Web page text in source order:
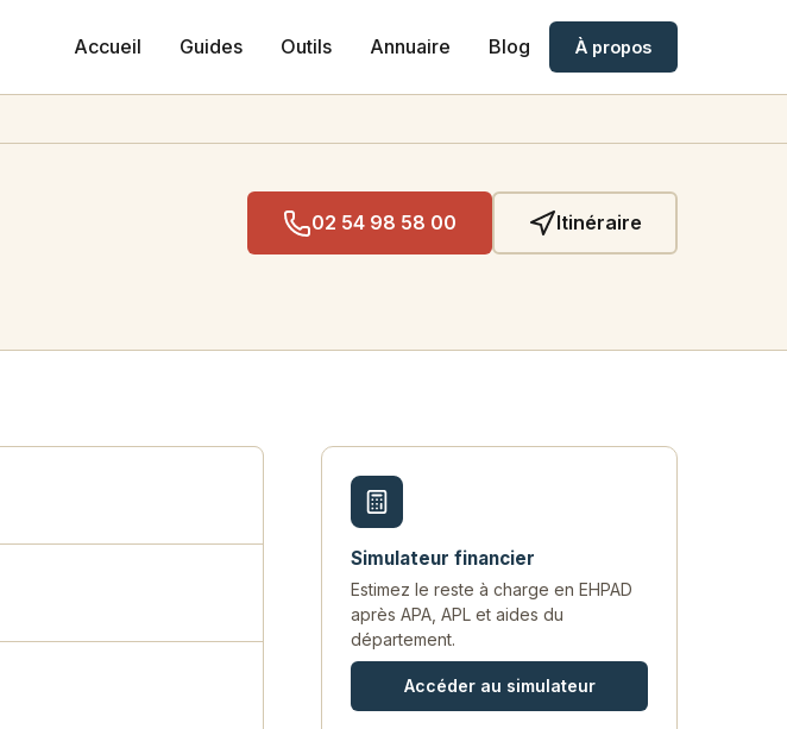
Accueil Guides Outils Annuaire Blog À propos
02 54 98 58 00 Itinéraire
Simulateur financier
Estimez le reste à charge en EHPAD
après APA, APL et aides du
département.
Accéder au simulateur